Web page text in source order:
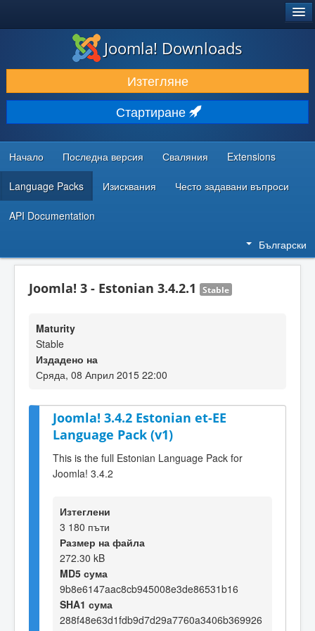
ИЗТЕГЛЯНЕ & РАЗШИРЯВАНЕ
ОТКРИВАЙТЕ & УЧЕТЕ
ОБЩНОСТ & ПОДДРЪЖКА
РЕСУРСИ ЗА РАЗРАБОТКА
Joomla! Downloads
Изтегляне
Стартиране
Начало Последна версия Сваляния Extensions
Language Packs Изисквания Често задавани въпроси
API Documentation
Български
Joomla! 3 - Estonian 3.4.2.1 Stable
Maturity
Stable
Издадено на
Сряда, 08 Април 2015 22:00
Joomla! 3.4.2 Estonian et-EE
Language Pack (v1)
This is the full Estonian Language Pack for
Joomla! 3.4.2
Изтеглени
3 180 пъти
Размер на файла
272.30 kB
MD5 сума
9b8e6147aac8cb945008e3de86531b16
SHA1 сума
288f48e63d1fdb9d7d29a7760a3406b369926